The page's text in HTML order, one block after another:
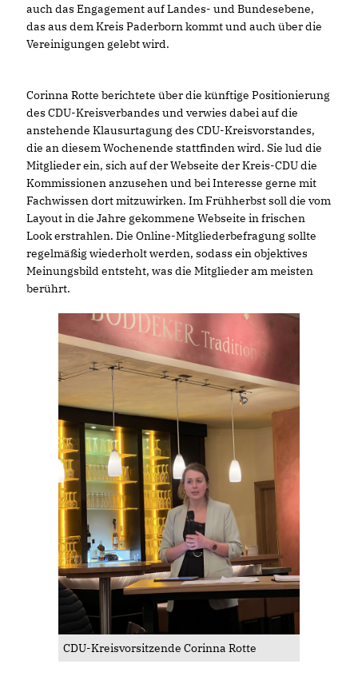
auch das Engagement auf Landes- und Bundesebene,
das aus dem Kreis Paderborn kommt und auch über die
Vereinigungen gelebt wird.
Corinna Rotte berichtete über die künftige Positionierung
des CDU-Kreisverbandes und verwies dabei auf die
anstehende Klausurtagung des CDU-Kreisvorstandes,
die an diesem Wochenende stattfinden wird. Sie lud die
Mitglieder ein, sich auf der Webseite der Kreis-CDU die
Kommissionen anzusehen und bei Interesse gerne mit
Fachwissen dort mitzuwirken. Im Frühherbst soll die vom
Layout in die Jahre gekommene Webseite in frischen
Look erstrahlen. Die Online-Mitgliederbefragung sollte
regelmäßig wiederholt werden, sodass ein objektives
Meinungsbild entsteht, was die Mitglieder am meisten
berührt.
CDU-Kreisvorsitzende Corinna Rotte